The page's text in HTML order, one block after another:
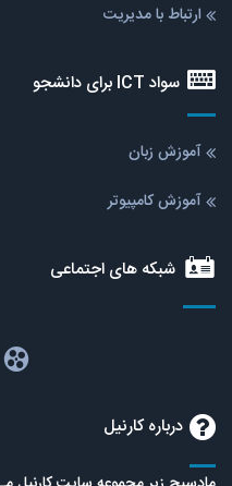
ارتباط با مدیریت
سواد ICT برای دانشجو
آموزش زبان
آموزش کامپیوتر
شبکه های اجتماعی
درباره کارنیل